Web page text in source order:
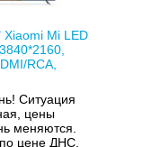
Mi LED
RCA,
Ситуация
цены
меняются.
цене ДНС.